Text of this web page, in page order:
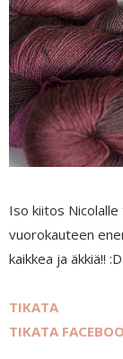
Iso kiitos
vuorokauteen
kaikkea ja äkkiä!! :D
TIKATA
TIKATA